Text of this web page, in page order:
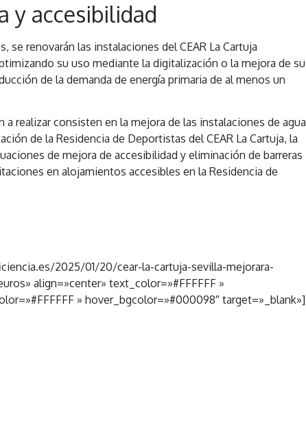
y accesibilidad
se renovarán las instalaciones del CEAR La Cartuja
su uso mediante la digitalización o la mejora de su
de la demanda de energía primaria de al menos un
a realizar consisten en la mejora de las instalaciones de agua
de la Residencia de Deportistas del CEAR La Cartuja, la
de mejora de accesibilidad y eliminación de barreras
en alojamientos accesibles en la Residencia de
2025/01/20/cear-la-cartuja-sevilla-mejorara-
align=»center» text_color=»#FFFFFF »
» hover_bgcolor=»#000098″ target=»_blank»]